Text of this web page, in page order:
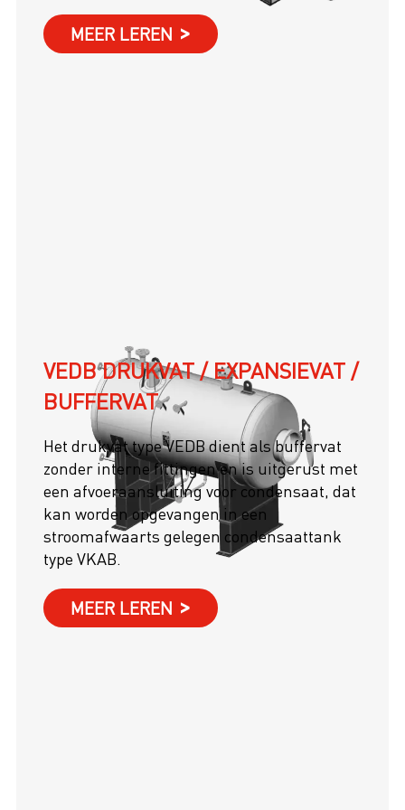
MEER LEREN
VEDB DRUKVAT / EXPANSIEVAT /
BUFFERVAT
Het drukvat type VEDB dient als buffervat
zonder interne fittingen en is uitgerust met
een afvoeraansluiting voor condensaat, dat
kan worden opgevangen in een
stroomafwaarts gelegen condensaattank
type VKAB.
MEER LEREN